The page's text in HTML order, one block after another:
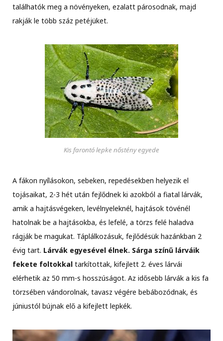
találhatók meg a növényeken, ezalatt párosodnak, majd
rakják le több száz petéjüket.
Kis farontó lepke nőstény egyede
A fákon nyílásokon, sebeken, repedésekben helyezik el
tojásaikat, 2-3 hét után fejlődnek ki azokból a fiatal lárvák,
amik a hajtásvégeken, levélnyeleknél, hajtások tövénél
hatolnak be a hajtásokba, és lefelé, a törzs felé haladva
rágják be magukat. Táplálkozásuk, fejlődésük hazánkban 2
évig tart. Lárvák egyesével élnek. Sárga színű lárváik
fekete foltokkal tarkítottak, kifejlett 2. éves lárvái
elérhetik az 50 mm-s hosszúságot. Az idősebb lárvák a kis fa
törzsében vándorolnak, tavasz végére bebábozódnak, és
júniustól bújnak elő a kifejlett lepkék.